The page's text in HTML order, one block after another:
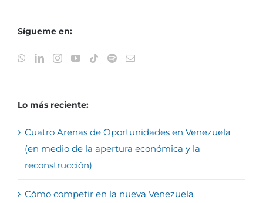
Sígueme en:
Lo más reciente:
Cuatro Arenas de Oportunidades en Venezuela
(en medio de la apertura económica y la
reconstrucción)
Cómo competir en la nueva Venezuela